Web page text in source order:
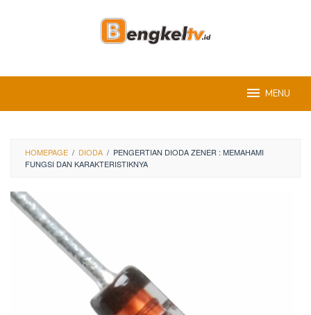
MENU
HOMEPAGE / DIODA / PENGERTIAN DIODA ZENER : MEMAHAMI
FUNGSI DAN KARAKTERISTIKNYA